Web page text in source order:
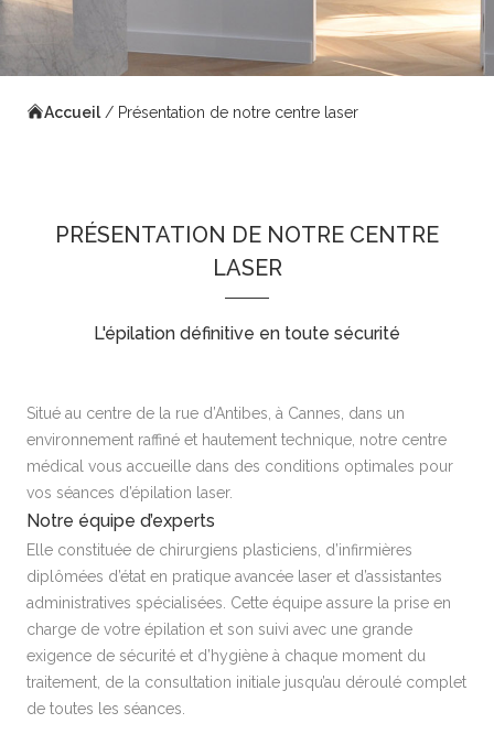
Accueil / Présentation de notre centre laser
PRÉSENTATION DE NOTRE CENTRE
LASER
L'épilation définitive en toute sécurité
Situé au centre de la rue d’Antibes, à Cannes, dans un
environnement raffiné et hautement technique, notre centre
médical vous accueille dans des conditions optimales pour
vos séances d’épilation laser.
Notre équipe d’experts
Elle constituée de chirurgiens plasticiens, d’infirmières
diplômées d’état en pratique avancée laser et d’assistantes
administratives spécialisées. Cette équipe assure la prise en
charge de votre épilation et son suivi avec une grande
exigence de sécurité et d’hygiène à chaque moment du
traitement, de la consultation initiale jusqu’au déroulé complet
de toutes les séances.